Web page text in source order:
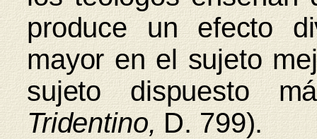
produce un efecto
mayor en el sujeto
sujeto dispuesto
Tridentino, D. 799).